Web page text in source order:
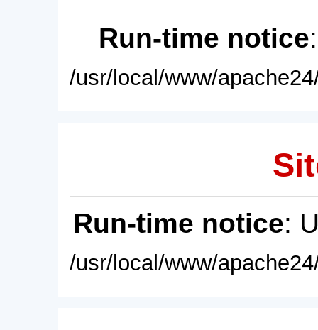
Run-time notice
/usr/local/www/
Run-time notice:
/usr/local/www/